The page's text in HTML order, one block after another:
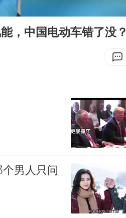
，中国电动车错了没？
男人只问